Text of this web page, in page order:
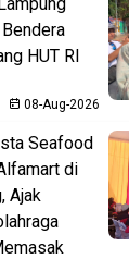
HUT RI
08-Aug-2026
Seafood
di
Ajak